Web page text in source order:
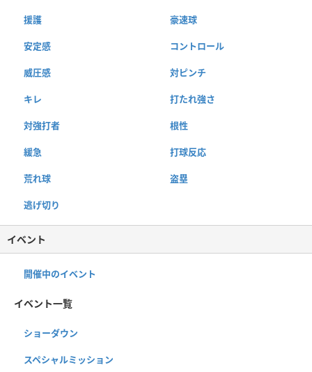
援護 豪速球
安定感 コントロール
威圧感 対ピンチ
キレ 打たれ強さ
対強打者 根性
緩急 打球反応
荒れ球 盗塁
逃げ切り
イベント
開催中のイベント
イベント一覧
ショーダウン
スペシャルミッション